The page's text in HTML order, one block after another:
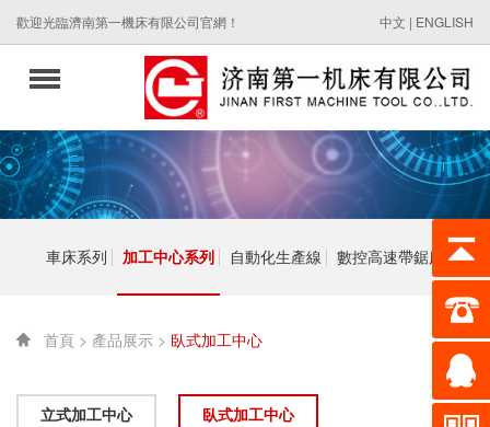
歡迎光臨濟南第一機床有限公司官網！ 中文 | ENGLISH
車床系列 加工中心系列 自動化生產線 數控高速帶鋸床
首頁 > 產品展示 > 臥式加工中心
立式加工中心 臥式加工中心